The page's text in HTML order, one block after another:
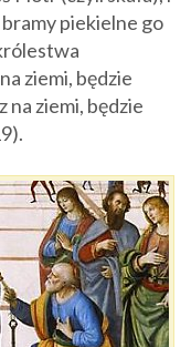
bramy piekielne go
ziemi, będzie
na ziemi, będzie